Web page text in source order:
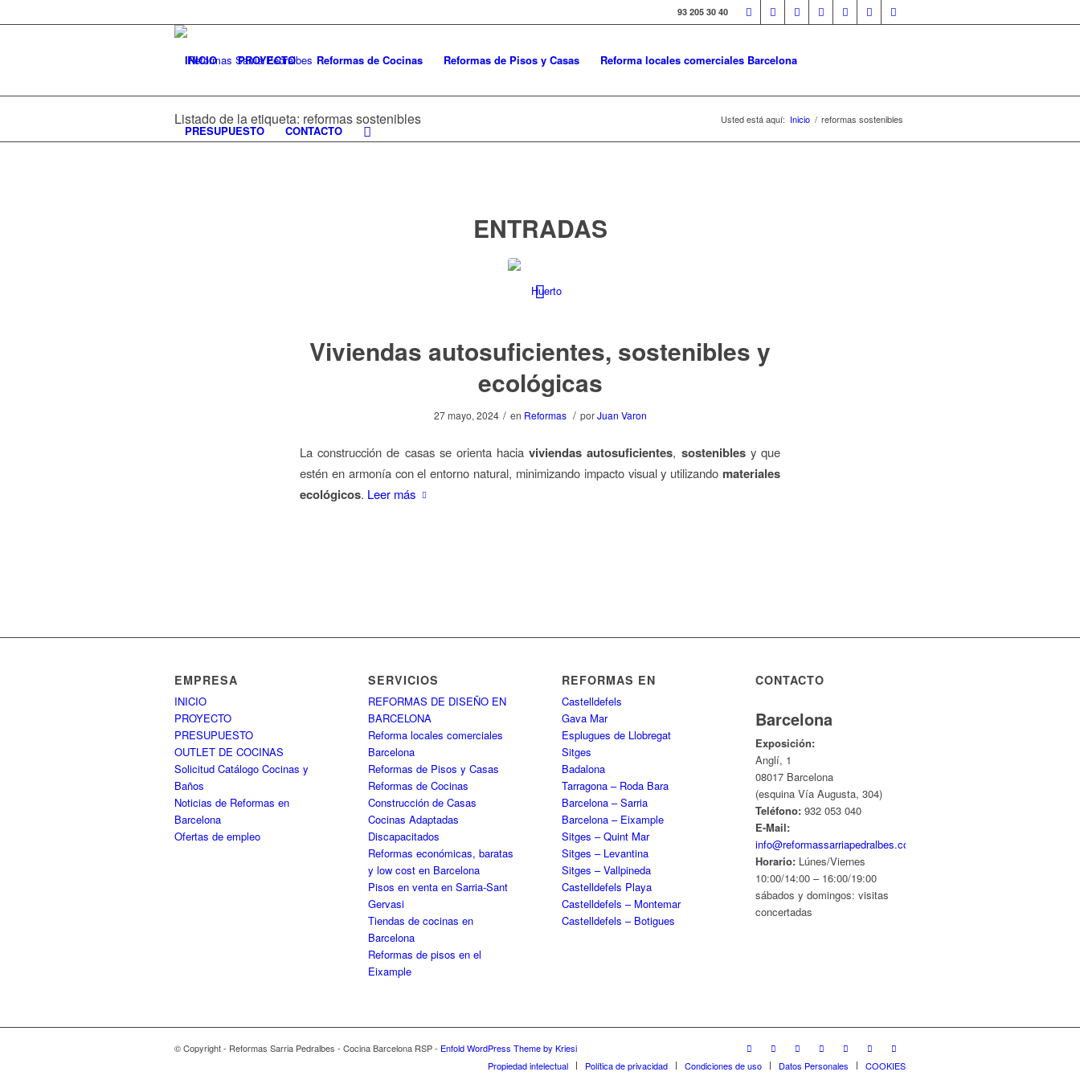
93 205 30 40
INICIO PROYECTO Reformas de Cocinas Reformas de Pisos y Casas Reforma locales comerciales Barcelona
PRESUPUESTO CONTACTO
Listado de la etiqueta: reformas sostenibles Usted está aquí: Inicio / reformas sostenibles
ENTRADAS
Viviendas autosuficientes, sostenibles y
ecológicas
27 mayo, 2024 / en Reformas / porJuan Varon
La construcción de casas se orienta haciaviviendas autosuficientes, sosteniblesy que
estén en armonía con el entorno natural, minimizando impacto visual y utilizando materiales
ecológicos. Leer más
EMPRESA
INICIO
PROYECTO
PRESUPUESTO
OUTLET DE COCINAS
Solicitud Catálogo Cocinas y
Baños
Noticias de Reformas en
Barcelona
Ofertas de empleo
SERVICIOS
REFORMAS DE DISEÑO EN
BARCELONA
Reforma locales comerciales
Barcelona
Reformas de Pisos y Casas
Reformas de Cocinas
Construcción de Casas
Cocinas Adaptadas
Discapacitados
Reformas económicas, baratas
y low cost en Barcelona
Pisos en venta en Sarria-Sant
Gervasi
Tiendas de cocinas en
Barcelona
Reformas de pisos en el
Eixample
REFORMAS EN
Castelldefels
Gava Mar
Esplugues de Llobregat
Sitges
Badalona
Tarragona – Roda Bara
Barcelona – Sarria
Barcelona – Eixample
Sitges – Quint Mar
Sitges – Levantina
Sitges – Vallpineda
Castelldefels Playa
Castelldefels – Montemar
Castelldefels – Botigues
CONTACTO
Barcelona
Exposición:
Anglí, 1
08017 Barcelona
(esquina Vía Augusta, 304)
Teléfono: 932 053 040
E-Mail:
info@reformassarriapedralbes.com
Horario: Lúnes/Viernes
10:00/14:00 – 16:00/19:00
sábados y domingos: visitas
concertadas
© Copyright - Reformas Sarria Pedralbes - Cocina Barcelona RSP - Enfold WordPress Theme by Kriesi
Propiedad intelectual
Política de privacidad Condiciones de uso Datos Personales COOKIES